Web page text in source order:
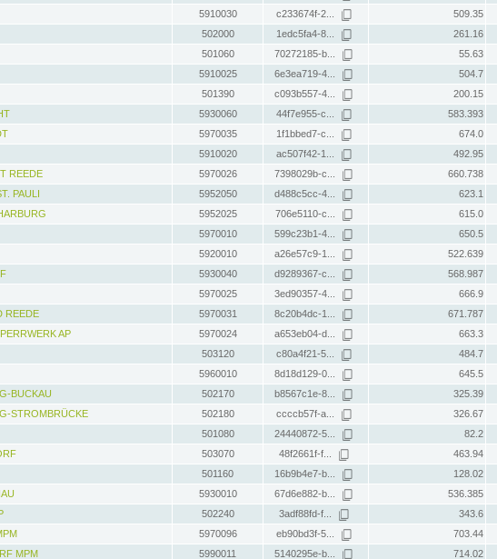
5910030 c233674f-2... 509.35
502000 1edc5fa4-8... 261.16
501060 70272185-b... 55.63
5910025 6e3ea719-4... 504.7
501390 c093b557-4... 200.15
5930060 44f7e955-c... 583.393
5970035 1f1bbed7-c... 674.0
5910020 ac507f42-1... 492.95
REEDE
5970026 7398029b-c... 660.738
PAULI
5952050 d488c5cc-4... 623.1
5952025 706e5110-c... 615.0
5970010 599c23b1-4... 650.5
5920010 a26e57c9-1... 522.639
5930040 d9289367-c... 568.987
5970025 3ed90357-4... 666.9
REEDE
5970031 8c20b4dc-1... 671.787
AP
5970024 a653eb04-d... 663.3
503120 c80a4f21-5... 484.7
5960010 8d18d129-0... 645.5
BUCKAU
502170 b8567c1e-8... 325.39
STROMBRÜCKE
502180 ccccb57f-a... 326.67
501080 24440872-5... 82.2
503070 48f2661f-f... 463.94
501160 16b9b4e7-b... 128.02
5930010 67d6e882-b... 536.385
502240 3adf88fd-f... 343.6
5970096 eb90bd3f-5... 703.44
MPM
5990011 5140295e-b... 714.02